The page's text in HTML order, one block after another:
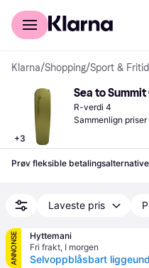
For kunder
Klarna/Shopping/Sport & Fritid
+3
Sea to Summit
R-verdi 4
Sammenlign priser
Prøv fleksible
Laveste pris
ANNONSE
Hyttemani
Fri frakt, I morgen